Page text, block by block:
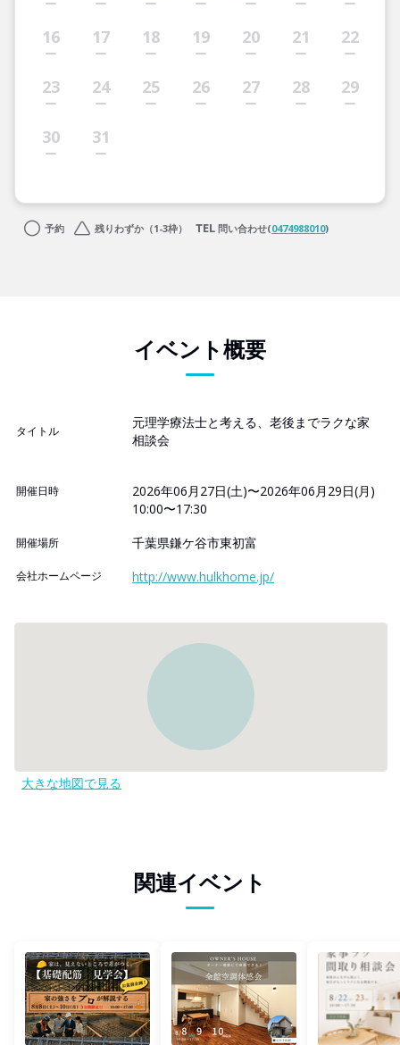
16 17 18 19 20 21 22
23 24 25 26 27 28 29
30 31
予約 残りわずか（1-3枠） 問い合わせ(0474988010)
イベント概要
タイトル
元理学療法士と考える、老後までラクな家
相談会
開催日時
2026年06月27日(土)〜2026年06月29日(月)
10:00〜17:30
開催場所 千葉県鎌ケ谷市東初富
会社ホームページ http://www.hulkhome.jp/
大きな地図で見る
関連イベント